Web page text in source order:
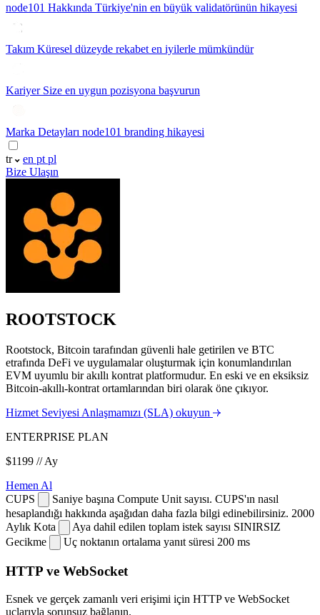
node101 Hakkında Türkiye'nin en büyük validatörünün hikayesi
Takım Küresel düzeyde rekabet en iyilerle mümkündür
Kariyer Size en uygun pozisyona başvurun
Marka Detayları node101 branding hikayesi
tr en pt pl
Bize Ulaşın
ROOTSTOCK
Rootstock, Bitcoin tarafından güvenli hale getirilen ve BTC
etrafında DeFi ve uygulamalar oluşturmak için konumlandırılan
EVM uyumlu bir akıllı kontrat platformudur. En eski ve en eksiksiz
Bitcoin-akıllı-kontrat ortamlarından biri olarak öne çıkıyor.
Hizmet Seviyesi Anlaşmamızı (SLA) okuyun
ENTERPRISE PLAN
$1199 // Ay
Hemen Al
CUPS
Saniye başına Compute Unit sayısı. CUPS'ın nasıl
hesaplandığı hakkında aşağıdan daha fazla bilgi edinebilirsiniz. 2000
Aylık Kota
Aya dahil edilen toplam istek sayısı SINIRSIZ
Gecikme
Uç noktanın ortalama yanıt süresi 200 ms
HTTP ve WebSocket
Esnek ve gerçek zamanlı veri erişimi için HTTP ve WebSocket
uçlarıyla sorunsuz bağlanın.